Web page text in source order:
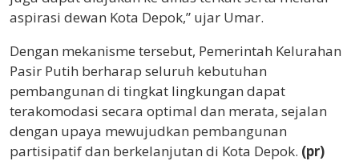
aspirasi dewan Kota Depok,” ujar Umar.
Dengan mekanisme tersebut, Pemerintah Kelurahan
Pasir Putih berharap seluruh kebutuhan
pembangunan di tingkat lingkungan dapat
terakomodasi secara optimal dan merata, sejalan
dengan upaya mewujudkan pembangunan
partisipatif dan berkelanjutan di Kota Depok. (pr)